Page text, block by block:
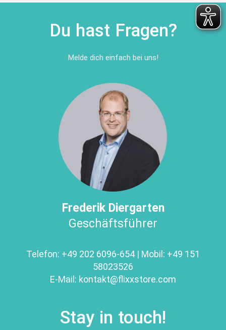
Du hast Fragen?
Melde dich einfach bei uns!
Frederik Diergarten
Geschäftsführer
Telefon: +49 202 6096-654 | Mobil: +49 151
58023526
E-Mail: kontakt@flixxstore.com
Stay in touch!